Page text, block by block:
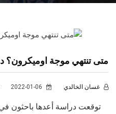
متى تنتهي موجة اوميكرون؟
غسان الخالدي
توقعت دراسة أعدها باحثون في